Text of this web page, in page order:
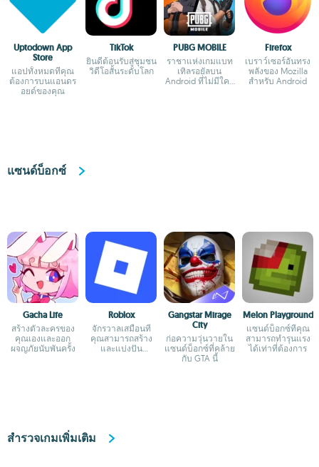
Uptodown App
Store
แอปทั้งหมดที่คุณ
ต้องการบนแอนดร
อยด์ของคุณ
TikTok
ยินดีต้อนรับสู่ชุมชน
วิดีโอสั้นระดับโลก
PUBG MOBILE
ราชาแห่งเกมแบท
เทิลรอยัลบน
Android ที่ไม่มีใคร
Firefox
เบราว์เซอร์อันทรง
พลังของ Mozilla
สำหรับ Android
แซนด์บ็อกซ์
Gacha Life
สร้างตัวละครของ
คุณเองและออก
ผจญภัยนับพันครั้ง
Roblox
จักรวาลเสมือนที่
คุณสามารถสร้าง
และแบ่งปัน
Gangstar Mirage
City
ก่อความวุ่นวายใน
แซนด์บ็อกซ์ที่คล้าย
กับ GTA นี้
Melon Playground
แซนด์บ็อกซ์ที่คุณ
สามารถทำรุนแรง
ได้เท่าที่ต้องการ
สำรวจเกมเพิ่มเติม